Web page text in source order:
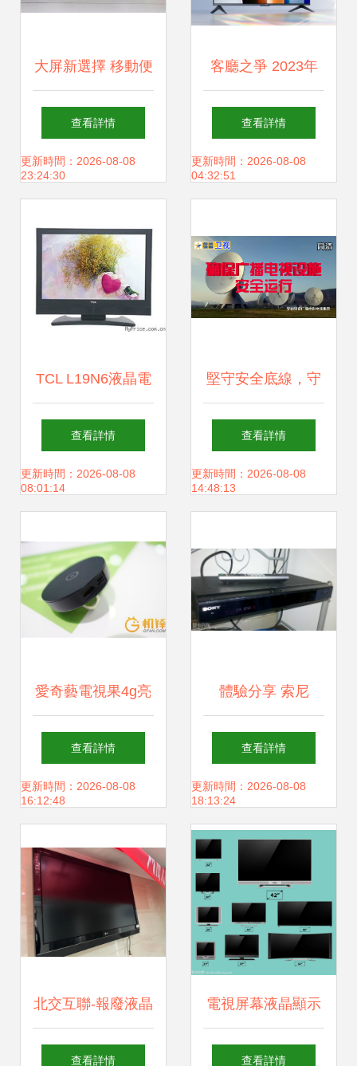
大屏新選擇 移動便
攜硬件設備為何能
替代智能電視
查看詳情
更新時間：2026-08-08
23:24:30
客廳之爭 2023年
該選擇投影、電視
還是激光電視？
查看詳情
更新時間：2026-08-08
04:32:51
TCL L19N6液晶電
視報價與產品總覽
小尺寸經典之選
查看詳情
更新時間：2026-08-08
08:01:14
堅守安全底線，守
護熒屏清明——公
益廣告 確保廣播電
查看詳情
更新時間：2026-08-08
14:48:13
愛奇藝電視果4g亮
相cesa 沒wifi插卡
4g也能投屏
查看詳情
更新時間：2026-08-08
16:12:48
體驗分享 索尼
100C地面電視信號
接收機實用測評
查看詳情
更新時間：2026-08-08
18:13:24
北交互聯-報廢液晶
電視機等設備一批
查看詳情
電視屏幕液晶顯示
技術 從數字化設備
查看詳情